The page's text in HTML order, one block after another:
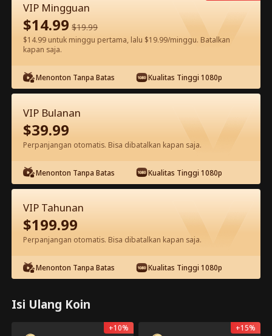
60
Perang Kota Film Lengkap
1-50 51-90 Semua Episode
10
Eksklusif di Aplikasi: Buka
VIP Mingguan
$14.99 $19.99
$14.99 untuk minggu pertama, lalu $19.99/minggu. Batalkan
kapan saja.
Menonton Tanpa Batas Kualitas Tinggi 1080p
VIP Bulanan
$39.99
Perpanjangan otomatis. Bisa dibatalkan kapan saja.
Menonton Tanpa Batas Kualitas Tinggi 1080p
VIP Tahunan
$199.99
Perpanjangan otomatis. Bisa dibatalkan kapan saja.
Menonton Tanpa Batas Kualitas Tinggi 1080p
Isi Ulang Koin
+10% +15%